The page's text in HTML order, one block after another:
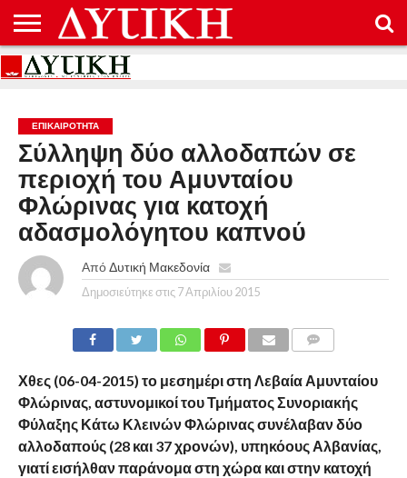
ΑΡΧΙΚΉ
ΕΠΙΚΟΙΝΩΝΊΑ
ΌΡΟΙ
ΠΡΟΣΤΑΣΊΑ
ΕΠΙΚΑΙΡΟΤΗΤΑ
Σύλληψη δύο αλλοδαπών σε
περιοχή του Αμυνταίου
Φλώρινας για κατοχή
αδασμολόγητου καπνού
Από Δυτική Μακεδονία
Δημοσιεύτηκε στις 7 Απριλίου 2015
Χθες (06-04-2015) το μεσημέρι στη Λεβαία Αμυνταίου
Φλώρινας, αστυνομικοί του Τμήματος Συνοριακής
Φύλαξης Κάτω Κλεινών Φλώρινας συνέλαβαν δύο
αλλοδαπούς (28 και 37 χρονών), υπηκόους Αλβανίας,
γιατί εισήλθαν παράνομα στη χώρα και στην κατοχή